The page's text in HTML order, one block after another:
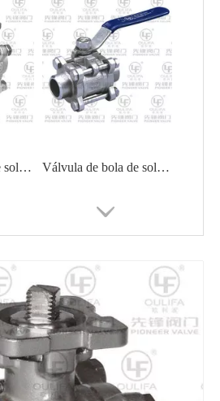
Válvula de bola de soldadura 1000PSI PQ61F Válvula de bola de soldadura a tope de 3 piezas Q61F